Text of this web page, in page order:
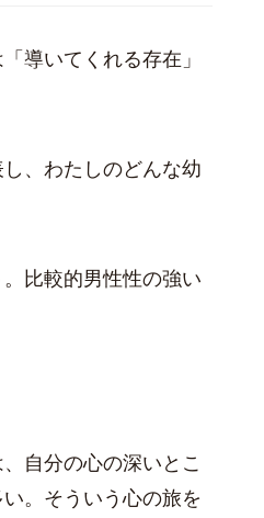
導いてくれる存在」
、わたしのどんな幼
比較的男性性の強い
自分の心の深いとこ
。そういう心の旅を